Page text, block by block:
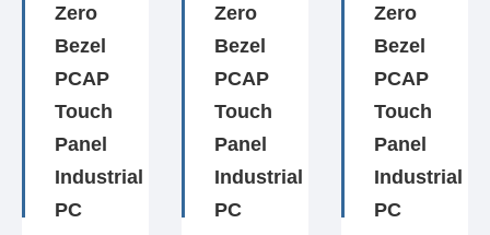
Zero
Bezel
PCAP
Touch
Panel
Industrial
PC
Zero
Bezel
PCAP
Touch
Panel
Industrial
PC
Zero
Bezel
PCAP
Touch
Panel
Industrial
PC